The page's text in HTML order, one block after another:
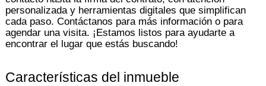
personalizada y herramientas digitales que simplifican
cada paso. Contáctanos para más información o para
agendar una visita. ¡Estamos listos para ayudarte a
encontrar el lugar que estás buscando!
Características del inmueble